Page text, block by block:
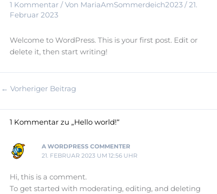
1 Kommentar / Von MariaAmSommerdeich2023 / 21.
Februar 2023
Welcome to WordPress. This is your first post. Edit or
delete it, then start writing!
← Vorheriger Beitrag
1 Kommentar zu „Hello world!“
A WORDPRESS COMMENTER
21. FEBRUAR 2023 UM 12:56 UHR
Hi, this is a comment.
To get started with moderating, editing, and deleting